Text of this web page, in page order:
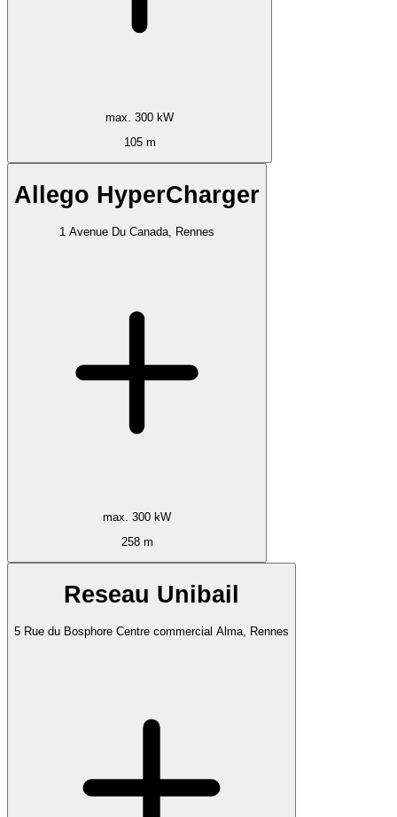
max. 300 kW
105 m
Allego HyperCharger
1 Avenue Du Canada, Rennes
max. 300 kW
258 m
Reseau Unibail
5 Rue du Bosphore Centre commercial Alma, Rennes